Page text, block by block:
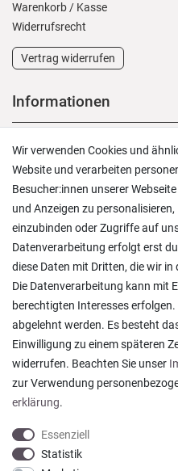
Warenkorb / Kasse
Widerrufs­recht
Vertrag widerrufen
Informationen
Versand und Zahlung
Rücksendungen
Lieferung in die Schweiz
Pflegesymbole
Lagerverkauf
Ratgeber & News
Ein einfach toller Service -
sogar mit
Datum der
Datum der Kauferfahrung:
Wir verwenden Cookies und
Website und verarbeiten
Besucher:innen unserer
und Anzeigen zu
einzubinden oder Zugriffe auf
Datenverarbeitung erfolgt erst
diese Daten mit Dritten, die wir in
Die Datenverarbeitung kann mit
berechtigten Interesses
abgelehnt werden. Es besteht
Einwilligung zu einem späteren
widerrufen. Beachten Sie unser
zur Verwendung
erklärung.
Essenziell
Statistik